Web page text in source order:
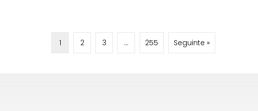
1 2 3 … 255 Seguinte »